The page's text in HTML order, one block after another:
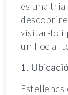
és una tria
visitar-lo i
un lloc al
1.
Estellencs